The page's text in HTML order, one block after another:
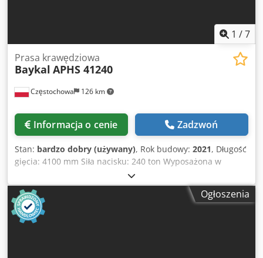
1 /7
Częstochowa 126 km
Prasa krawędziowa
Baykal APHS 41240
Informacja o cenie Zadzwoń
Stan: bardzo dobry (używany), Rok budowy: 2021, Długość
gięcia: 4100 mm Siła nacisku: 240 ton Wyposażona w
zestaw dużej ilości narzędzi do gięcia Producent: Baykal
Model: APHS 41240 Zasilanie: 3-fazowe Rok produkcji: 2021
Numer seryjny: 28635 Osie: Djdpoymldgefx Ad Njkr Y-
belka góra dół X- dojazd zderzaka i ustawienie dystansu
gięcia R- zderzak góra dół crowing (kompensacja strzałki
Ogłoszenia